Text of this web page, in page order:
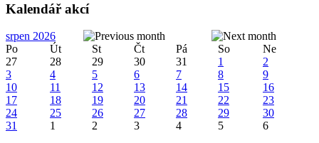
Kalendář akcí
srpen 2026
Po
Út St Čt Pá So
Ne
27
28 29 30 31 1
2
3
4 5 6 7 8
9
10
11 12 13 14 15
16
17
18 19 20 21 22
23
24
25 26 27 28 29
30
31
1 2 3 4 5 6